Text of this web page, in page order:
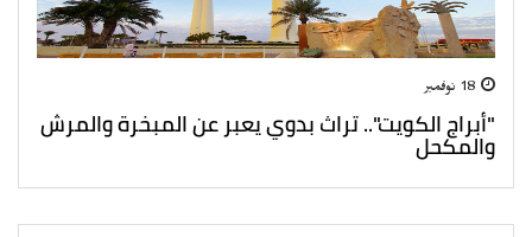
"أبراج الكويت".. تراث بدوي يعبر عن المبخرة والمرش
والمكحل